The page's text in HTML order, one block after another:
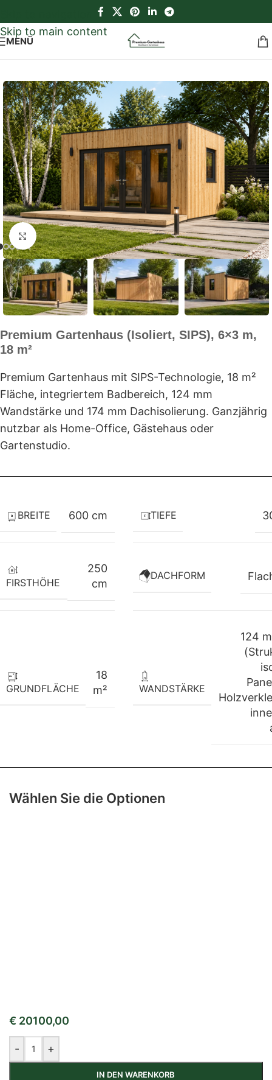
Skip to main content
MENÜ
Klick zum Vergrößern
Premium Gartenhaus (Isoliert, SIPS), 6×3 m,
18 m²
Premium Gartenhaus mit SIPS-Technologie, 18 m²
Fläche, integriertem Badbereich, 124 mm
Wandstärke und 174 mm Dachisolierung. Ganzjährig
nutzbar als Home-Office, Gästehaus oder
Gartenstudio.
BREITE 600 cm TIEFE
FIRSTHÖHE
250
cm
DACHFORM
GRUNDFLÄCHE
18
m²
WANDSTÄRKE
124
Wählen Sie die Optionen
€ 20100,00
- +
IN DEN WARENKORB